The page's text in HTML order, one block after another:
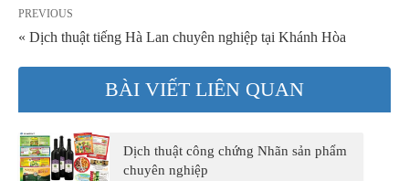
PREVIOUS
« Dịch thuật tiếng Hà Lan chuyên nghiệp tại Khánh Hòa
BÀI VIẾT LIÊN QUAN
Dịch thuật công chứng Nhãn sản phẩm
chuyên nghiệp